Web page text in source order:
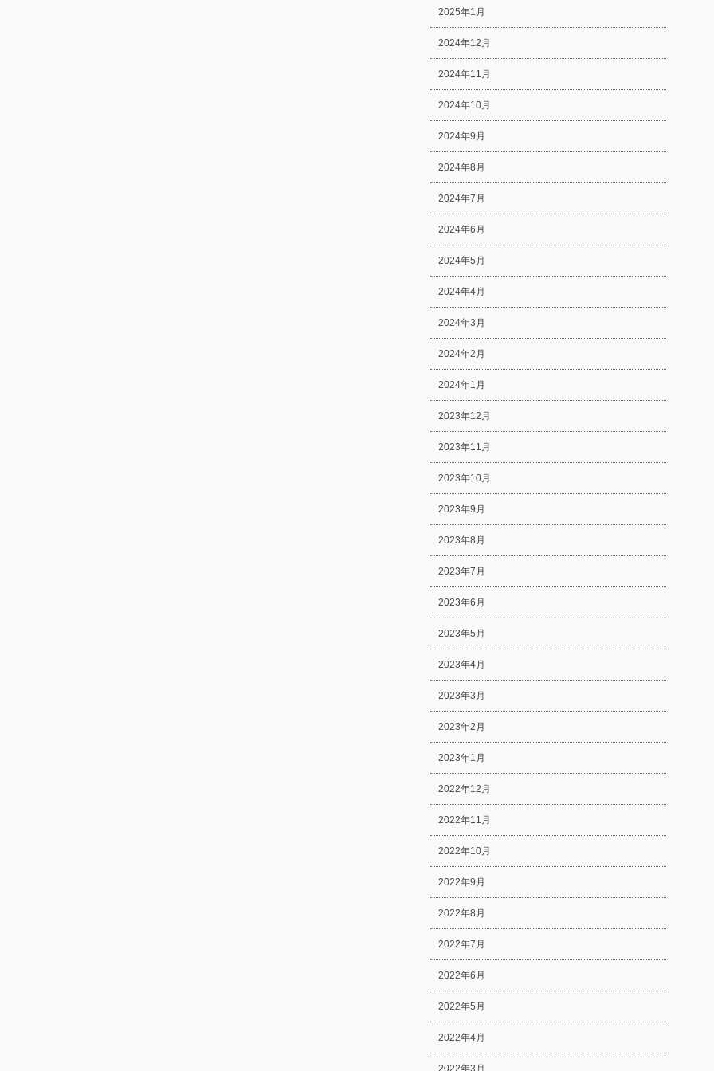
2025年1月
2024年12月
2024年11月
2024年10月
2024年9月
2024年8月
2024年7月
2024年6月
2024年5月
2024年4月
2024年3月
2024年2月
2024年1月
2023年12月
2023年11月
2023年10月
2023年9月
2023年8月
2023年7月
2023年6月
2023年5月
2023年4月
2023年3月
2023年2月
2023年1月
2022年12月
2022年11月
2022年10月
2022年9月
2022年8月
2022年7月
2022年6月
2022年5月
2022年4月
2022年3月